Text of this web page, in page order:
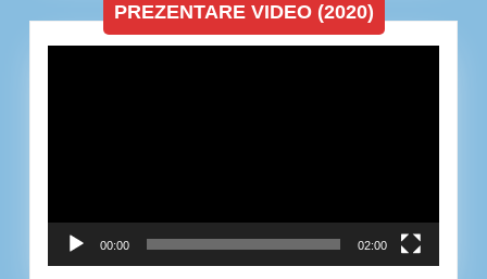
PREZENTARE VIDEO (2020)
00:00 02:00